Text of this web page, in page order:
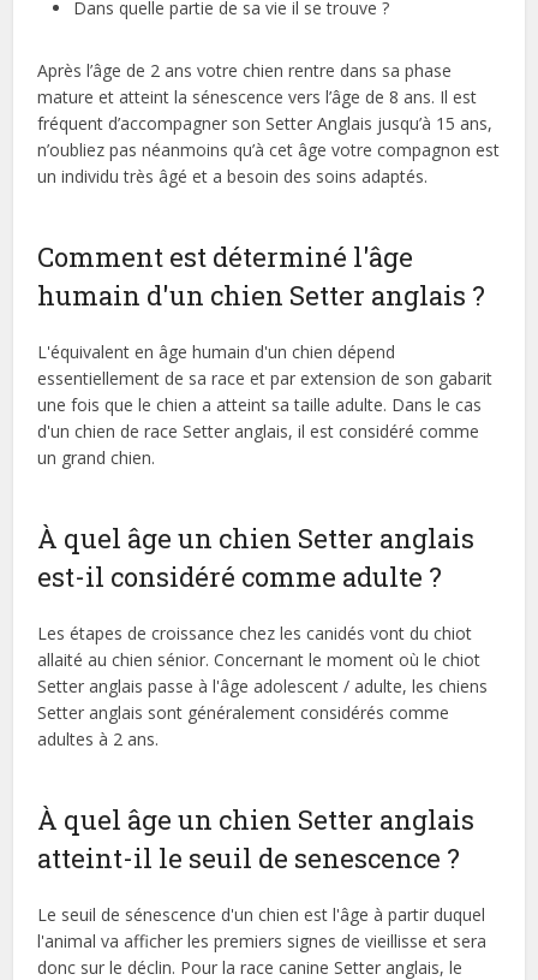
Dans quelle partie de sa vie il se trouve ?
Après l’âge de 2 ans votre chien rentre dans sa phase
mature et atteint la sénescence vers l’âge de 8 ans. Il est
fréquent d’accompagner son Setter Anglais jusqu’à 15 ans,
n’oubliez pas néanmoins qu’à cet âge votre compagnon est
un individu très âgé et a besoin des soins adaptés.
Comment est déterminé l'âge
humain d'un chien Setter anglais ?
L'équivalent en âge humain d'un chien dépend
essentiellement de sa race et par extension de son gabarit
une fois que le chien a atteint sa taille adulte. Dans le cas
d'un chien de race Setter anglais, il est considéré comme
un grand chien.
À quel âge un chien Setter anglais
est-il considéré comme adulte ?
Les étapes de croissance chez les canidés vont du chiot
allaité au chien sénior. Concernant le moment où le chiot
Setter anglais passe à l'âge adolescent / adulte, les chiens
Setter anglais sont généralement considérés comme
adultes à 2 ans.
À quel âge un chien Setter anglais
atteint-il le seuil de senescence ?
Le seuil de sénescence d'un chien est l'âge à partir duquel
l'animal va afficher les premiers signes de vieillisse et sera
donc sur le déclin. Pour la race canine Setter anglais, le